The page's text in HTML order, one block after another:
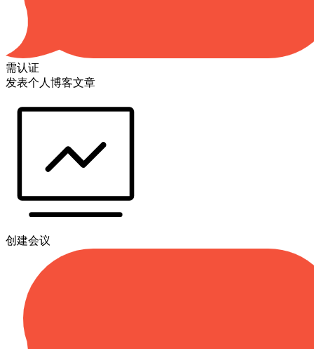
需认证
发表个人博客文章
创建会议